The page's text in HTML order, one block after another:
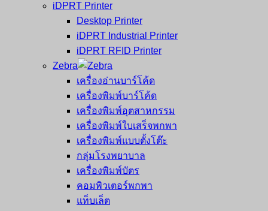
iDPRT Printer
Desktop Printer
iDPRT Industrial Printer
iDPRT RFID Printer
Zebra
เครื่องอ่านบาร์โค้ด
เครื่องพิมพ์บาร์โค้ด
เครื่องพิมพ์อุตสาหกรรม
เครื่องพิมพ์ใบเสร็จพกพา
เครื่องพิมพ์แบบตั้งโต๊ะ
กลุ่มโรงพยาบาล
เครื่องพิมพ์บัตร
คอมพิวเตอร์พกพา
แท็บเล็ต